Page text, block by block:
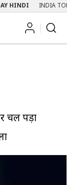
HINDI INDIA
चल पड़ा